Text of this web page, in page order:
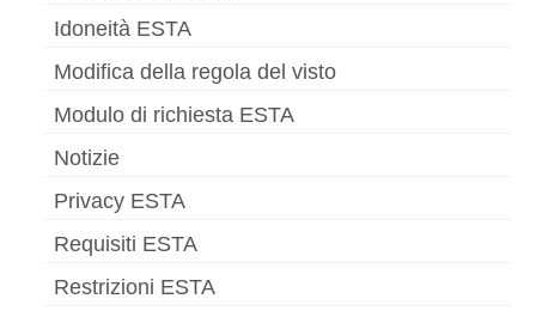
Idoneità ESTA
Modifica della regola del visto
Modulo di richiesta ESTA
Notizie
Privacy ESTA
Requisiti ESTA
Restrizioni ESTA